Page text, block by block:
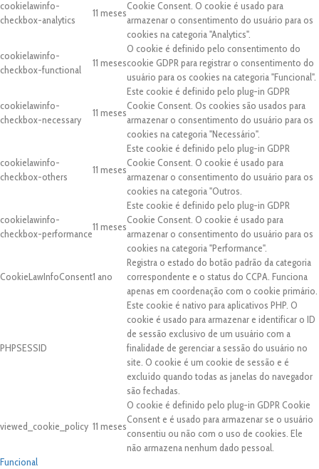
cookielawinfo-
checkbox-analytics
11 meses
Cookie Consent. O cookie é usado para
armazenar o consentimento do usuário para os
cookies na categoria "Analytics".
cookielawinfo-
checkbox-functional
11 meses
O cookie é definido pelo consentimento do
cookie GDPR para registrar o consentimento do
usuário para os cookies na categoria "Funcional".
cookielawinfo-
checkbox-necessary
11 meses
Este cookie é definido pelo plug-in GDPR
Cookie Consent. Os cookies são usados para
armazenar o consentimento do usuário para os
cookies na categoria "Necessário".
cookielawinfo-
checkbox-others
11 meses
Este cookie é definido pelo plug-in GDPR
Cookie Consent. O cookie é usado para
armazenar o consentimento do usuário para os
cookies na categoria "Outros.
cookielawinfo-
checkbox-performance
11 meses
Este cookie é definido pelo plug-in GDPR
Cookie Consent. O cookie é usado para
armazenar o consentimento do usuário para os
cookies na categoria "Performance".
CookieLawInfoConsent1 ano
Registra o estado do botão padrão da categoria
correspondente e o status do CCPA. Funciona
apenas em coordenação com o cookie primário.
PHPSESSID
Este cookie é nativo para aplicativos PHP. O
cookie é usado para armazenar e identificar o ID
de sessão exclusivo de um usuário com a
finalidade de gerenciar a sessão do usuário no
site. O cookie é um cookie de sessão e é
excluído quando todas as janelas do navegador
são fechadas.
viewed_cookie_policy 11 meses
O cookie é definido pelo plug-in GDPR Cookie
Consent e é usado para armazenar se o usuário
consentiu ou não com o uso de cookies. Ele
não armazena nenhum dado pessoal.
Funcional